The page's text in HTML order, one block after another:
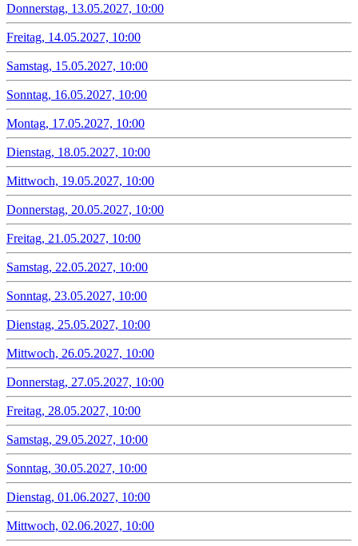
Donnerstag, 13.05.2027, 10:00
Freitag, 14.05.2027, 10:00
Samstag, 15.05.2027, 10:00
Sonntag, 16.05.2027, 10:00
Montag, 17.05.2027, 10:00
Dienstag, 18.05.2027, 10:00
Mittwoch, 19.05.2027, 10:00
Donnerstag, 20.05.2027, 10:00
Freitag, 21.05.2027, 10:00
Samstag, 22.05.2027, 10:00
Sonntag, 23.05.2027, 10:00
Dienstag, 25.05.2027, 10:00
Mittwoch, 26.05.2027, 10:00
Donnerstag, 27.05.2027, 10:00
Freitag, 28.05.2027, 10:00
Samstag, 29.05.2027, 10:00
Sonntag, 30.05.2027, 10:00
Dienstag, 01.06.2027, 10:00
Mittwoch, 02.06.2027, 10:00